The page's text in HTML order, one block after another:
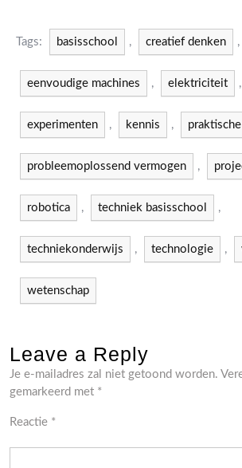
Tags: basisschool , creatief denken ,
eenvoudige machines , elektriciteit ,
experimenten , kennis ,
probleemoplossend vermogen ,
robotica , techniek basisschool ,
techniekonderwijs , technologie ,
wetenschap
Leave a Reply
Je e-mailadres zal niet getoond worden.
gemarkeerd met *
Reactie *